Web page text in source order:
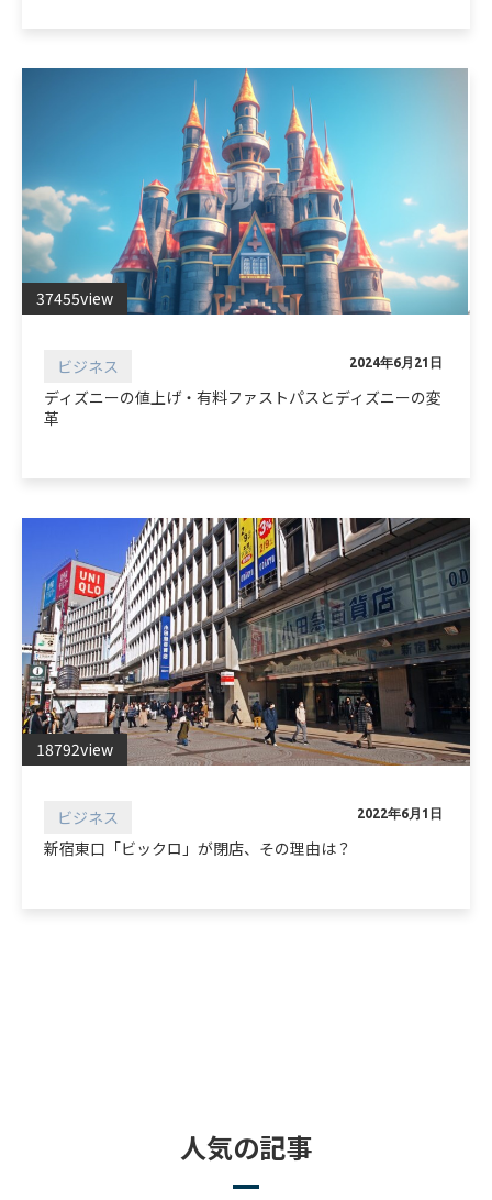
37455view
ビジネス 2024年6月21日
ディズニーの値上げ・有料ファストパスとディズニーの変
革
18792view
ビジネス 2022年6月1日
新宿東口「ビックロ」が閉店、その理由は？
人気の記事